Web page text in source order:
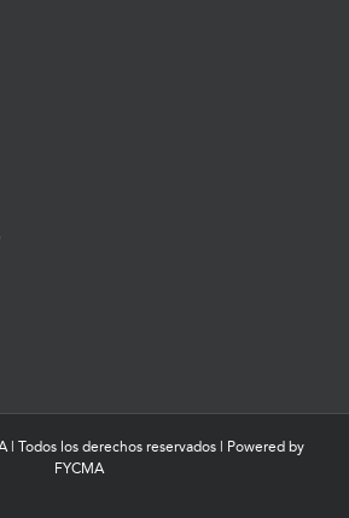
| Todos los derechos reservados | Powered by
FYCMA